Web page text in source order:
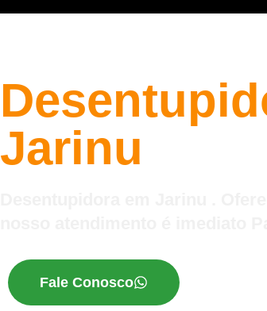
Jarinu
Fale Conosco